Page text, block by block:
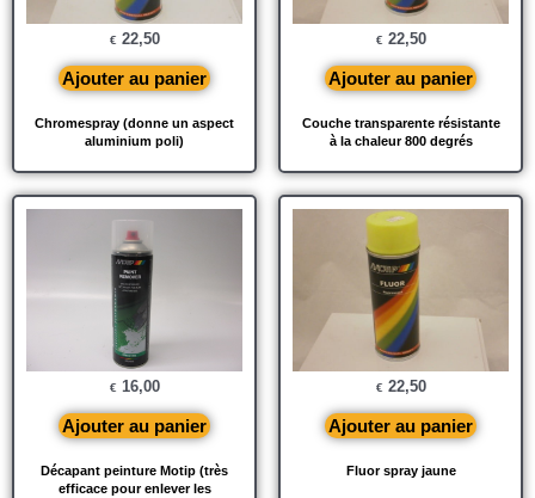
Chromespray (donne un aspect
aluminium poli)
€ 22,50
Ajouter au panier
Couche transparente résistante
à la chaleur 800 degrés
€ 22,50
Ajouter au panier
Décapant peinture Motip (très
efficace pour enlever les
€ 16,00
Ajouter au panier
Fluor spray jaune
€ 22,50
Ajouter au panier